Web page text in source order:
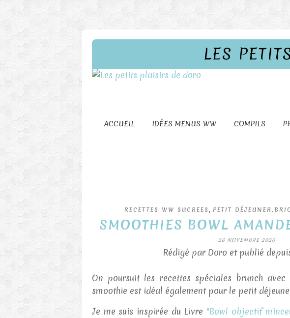
LES
ACCUEIL IDÉES MENUS WW COMPILS
RECETTES WW SUCREES , PETIT
SMOOTHIES BOWL
26 NOVEMBRE 2020
Rédigé par Doro et publié
On poursuit les recettes spéciales brunch
smoothie est idéal également pour le petit
Je me suis inspirée du Livre "Bowl objectif